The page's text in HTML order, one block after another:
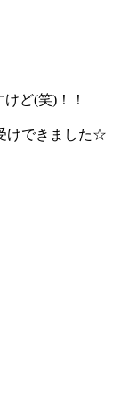
ど(笑)！！
けできました☆